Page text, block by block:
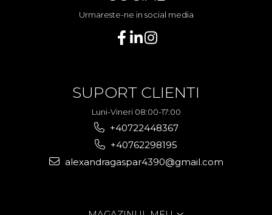
Urmareste-ne in social media
SUPORT CLIENTI
Luni-Vineri 08:00-17:00
+40722448367
+40762298195
alexandragaspar4390@gmail.com